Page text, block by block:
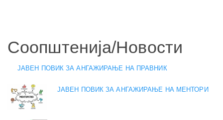
Соопштенија/Новости
ЈАВЕН ПОВИК ЗА АНГАЖИРАЊЕ НА ПРАВНИК
ЈАВЕН ПОВИК ЗА АНГАЖИРАЊЕ НА МЕНТОРИ